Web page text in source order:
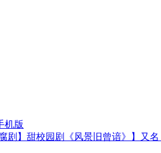
机版
剧】甜校园剧《风景旧曾谙》】又